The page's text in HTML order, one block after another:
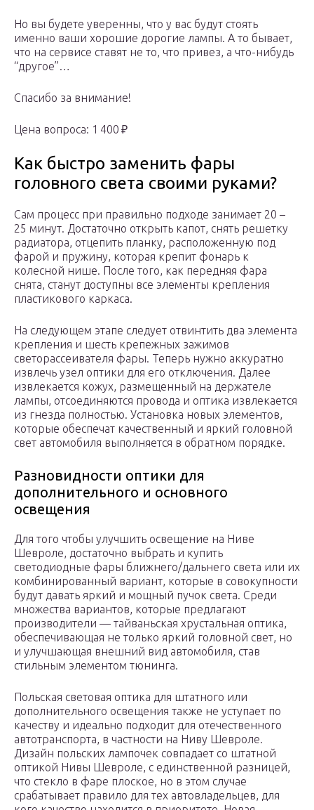
Но вы будете уверенны, что у вас будут стоять
именно ваши хорошие дорогие лампы. А то бывает,
что на сервисе ставят не то, что привез, а что-нибудь
“другое”…
Спасибо за внимание!
Цена вопроса: 1 400 ₽
Как быстро заменить фары
головного света своими руками?
Сам процесс при правильно подходе занимает 20 –
25 минут. Достаточно открыть капот, снять решетку
радиатора, отцепить планку, расположенную под
фарой и пружину, которая крепит фонарь к
колесной нише. После того, как передняя фара
снята, станут доступны все элементы крепления
пластикового каркаса.
На следующем этапе следует отвинтить два элемента
крепления и шесть крепежных зажимов
светорассеивателя фары. Теперь нужно аккуратно
извлечь узел оптики для его отключения. Далее
извлекается кожух, размещенный на держателе
лампы, отсоединяются провода и оптика извлекается
из гнезда полностью. Установка новых элементов,
которые обеспечат качественный и яркий головной
свет автомобиля выполняется в обратном порядке.
Разновидности оптики для
дополнительного и основного
освещения
Для того чтобы улучшить освещение на Ниве
Шевроле, достаточно выбрать и купить
светодиодные фары ближнего/дальнего света или их
комбинированный вариант, которые в совокупности
будут давать яркий и мощный пучок света. Среди
множества вариантов, которые предлагают
производители — тайваньская хрустальная оптика,
обеспечивающая не только яркий головной свет, но
и улучшающая внешний вид автомобиля, став
стильным элементом тюнинга.
Польская световая оптика для штатного или
дополнительного освещения также не уступает по
качеству и идеально подходит для отечественного
автотранспорта, в частности на Ниву Шевроле.
Дизайн польских лампочек совпадает со штатной
оптикой Нивы Шевроле, с единственной разницей,
что стекло в фаре плоское, но в этом случае
срабатывает правило для тех автовладельцев, для